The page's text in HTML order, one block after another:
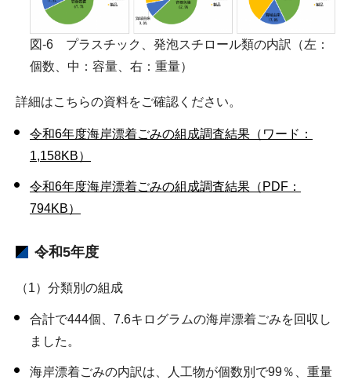
図-6 プラスチック、発泡スチロール類の内訳（左：
個数、中：容量、右：重量）
詳細はこちらの資料をご確認ください。
令和6年度海岸漂着ごみの組成調査結果（ワード：
1,158KB）
令和6年度海岸漂着ごみの組成調査結果（PDF：
794KB）
令和5年度
（1）分類別の組成
合計で444個、7.6キログラムの海岸漂着ごみを回収し
ました。
海岸漂着ごみの内訳は、人工物が個数別で99％、重量